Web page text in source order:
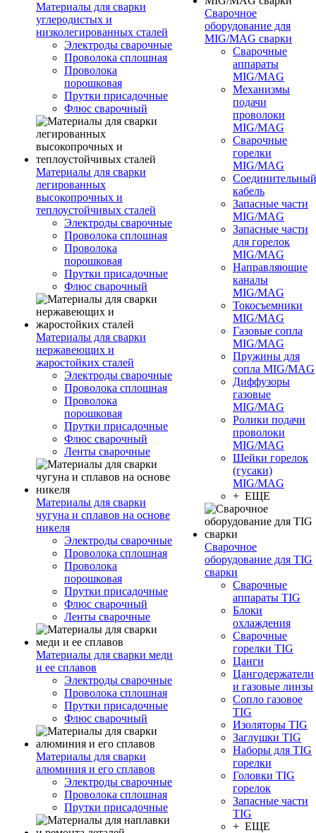
Материалы для сварки
углеродистых и
низколегированных сталей
Электроды сварочные
Проволока сплошная
Проволока
порошковая
Прутки присадочные
Флюс сварочный
Материалы для сварки
легированных
высокопрочных и
теплоустойчивых сталей
Электроды сварочные
Проволока сплошная
Проволока
порошковая
Прутки присадочные
Флюс сварочный
Материалы для сварки
нержавеющих и
жаростойких сталей
Электроды сварочные
Проволока сплошная
Проволока
порошковая
Прутки присадочные
Флюс сварочный
Ленты сварочные
Материалы для сварки
чугуна и сплавов на основе
никеля
Электроды сварочные
Проволока сплошная
Проволока
порошковая
Прутки присадочные
Флюс сварочный
Ленты сварочные
Материалы для сварки меди
и ее сплавов
Электроды сварочные
Проволока сплошная
Прутки присадочные
Флюс сварочный
Материалы для сварки
алюминия и его сплавов
Электроды сварочные
Проволока сплошная
Прутки присадочные
Сварочное
оборудование для
MIG/MAG сварки
Сварочные
аппараты
MIG/MAG
Механизмы
подачи
проволоки
MIG/MAG
Сварочные
горелки
MIG/MAG
Соединительный
кабель
Запасные части
MIG/MAG
Запасные части
для горелок
MIG/MAG
Направляющие
каналы
MIG/MAG
Токосъемники
MIG/MAG
Газовые сопла
MIG/MAG
Пружины для
сопла MIG/MAG
Диффузоры
газовые
MIG/MAG
Ролики подачи
проволоки
MIG/MAG
Шейки горелок
(гусаки)
MIG/MAG
+ ЕЩЕ
Сварочное
оборудование для TIG
сварки
Сварочные
аппараты TIG
Блоки
охлаждения
Сварочные
горелки TIG
Цанги
Цангодержатели
и газовые линзы
Сопло газовое
TIG
Изоляторы TIG
Заглушки TIG
Наборы для TIG
горелки
Головки TIG
горелок
Запасные части
TIG
+ ЕЩЕ